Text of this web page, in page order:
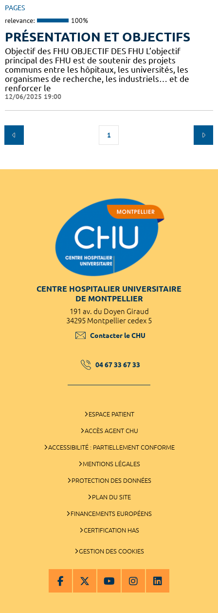
PAGES
relevance: 100%
PRÉSENTATION ET OBJECTIFS
Objectif des FHU OBJECTIF DES FHU L’objectif
principal des FHU est de soutenir des projets
communs entre les hôpitaux, les universités, les
organismes de recherche, les industriels… et de
renforcer le
12/06/2025 19:00
1
CENTRE HOSPITALIER UNIVERSITAIRE
DE MONTPELLIER
191 av. du Doyen Giraud
34295 Montpellier cedex 5
Contacter le CHU
04 67 33 67 33
ESPACE PATIENT
ACCÈS AGENT CHU
ACCESSIBILITÉ : PARTIELLEMENT CONFORME
MENTIONS LÉGALES
PROTECTION DES DONNÉES
PLAN DU SITE
FINANCEMENTS EUROPÉENS
CERTIFICATION HAS
GESTION DES COOKIES